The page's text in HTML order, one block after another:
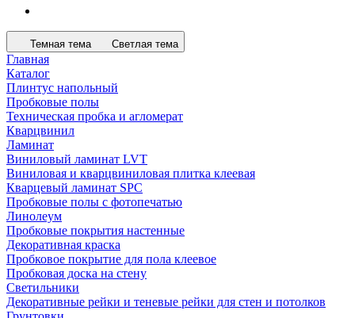
Темная тема Светлая тема
Главная
Каталог
Плинтус напольный
Пробковые полы
Техническая пробка и агломерат
Кварцвинил
Ламинат
Виниловый ламинат LVT
Виниловая и кварцвиниловая плитка клеевая
Кварцевый ламинат SPC
Пробковые полы с фотопечатью
Линолеум
Пробковые покрытия настенные
Декоративная краска
Пробковое покрытие для пола клеевое
Пробковая доска на стену
Светильники
Декоративные рейки и теневые рейки для стен и потолков